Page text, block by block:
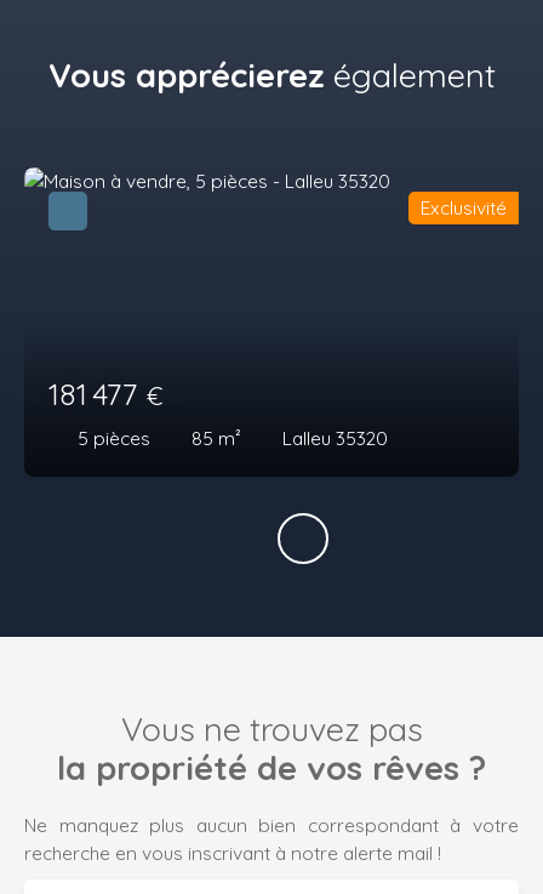
Vous apprécierez également
181 477 €
5 pièces 85 m² Lalleu 35320
Exclusivité
Vous ne trouvez pas
la propriété de vos rêves ?
Ne manquez plus aucun bien correspondant à votre
recherche en vous inscrivant à notre alerte mail !